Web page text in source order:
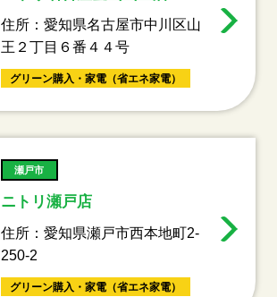
住所：愛知県名古屋市中川区山
王２丁目６番４４号
グリーン購入・家電（省エネ家電）
瀬戸市
ニトリ瀬戸店
住所：愛知県瀬戸市西本地町2-
250-2
グリーン購入・家電（省エネ家電）